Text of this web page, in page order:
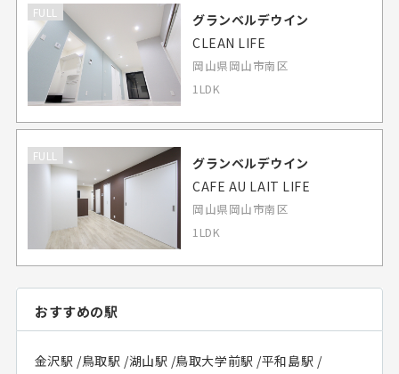
FULL
グランベルデウイン
CLEAN LIFE
岡山県岡山市南区
1LDK
FULL
グランベルデウイン
CAFE AU LAIT LIFE
岡山県岡山市南区
1LDK
おすすめの駅
金沢駅 /鳥取駅 /湖山駅 /鳥取大学前駅 /平和島駅 /